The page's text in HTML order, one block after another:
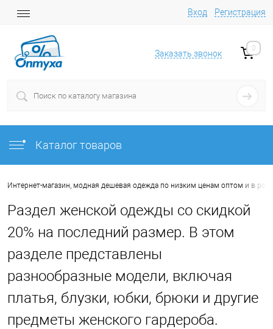
Вход Регистрация
Заказать звонок
0
Каталог товаров
Интернет-магазин, модная дешевая одежда по низким ценам оптом и в
Раздел женской одежды со скидкой
20% на последний размер. В этом
разделе представлены
разнообразные модели, включая
платья, блузки, юбки, брюки и другие
предметы женского гардероба.